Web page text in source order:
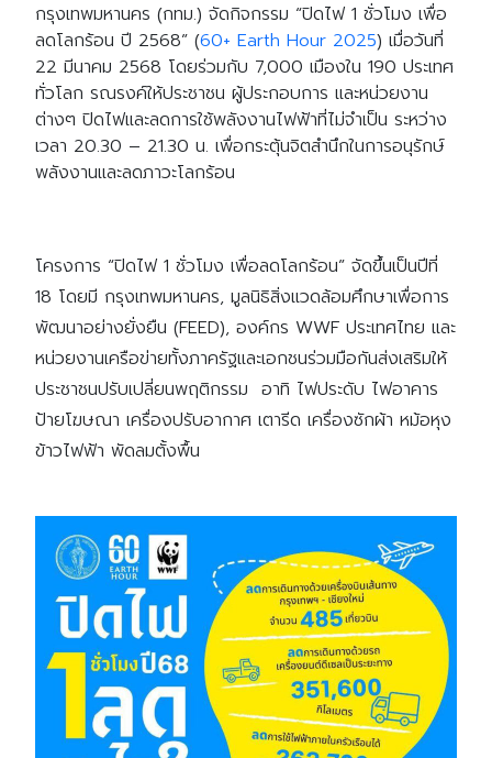
กรุงเทพมหานคร (กทม.) จัดกิจกรรม “ปิดไฟ 1 ชั่วโมง เพื่อ
ลดโลกร้อน ปี 2568” (60+ Earth Hour 2025) เมื่อวันที่
22 มีนาคม 2568 โดยร่วมกับ 7,000 เมืองใน 190 ประเทศ
ทั่วโลก รณรงค์ให้ประชาชน ผู้ประกอบการ และหน่วยงาน
ต่างๆ ปิดไฟและลดการใช้พลังงานไฟฟ้าที่ไม่จำเป็น ระหว่าง
เวลา 20.30 – 21.30 น. เพื่อกระตุ้นจิตสำนึกในการอนุรักษ์
พลังงานและลดภาวะโลกร้อน
โครงการ “ปิดไฟ 1 ชั่วโมง เพื่อลดโลกร้อน” จัดขึ้นเป็นปีที่
18 โดยมี กรุงเทพมหานคร, มูลนิธิสิ่งแวดล้อมศึกษาเพื่อการ
พัฒนาอย่างยั่งยืน (FEED), องค์กร WWF ประเทศไทย และ
หน่วยงานเครือข่ายทั้งภาครัฐและเอกชนร่วมมือกันส่งเสริมให้
ประชาชนปรับเปลี่ยนพฤติกรรม อาทิ ไฟประดับ ไฟอาคาร
ป้ายโฆษณา เครื่องปรับอากาศ เตารีด เครื่องซักผ้า หม้อหุง
ข้าวไฟฟ้า พัดลมตั้งพื้น